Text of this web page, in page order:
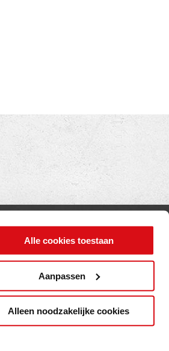
Alle cookies toestaan
Aanpassen
Alleen noodzakelijke cookies